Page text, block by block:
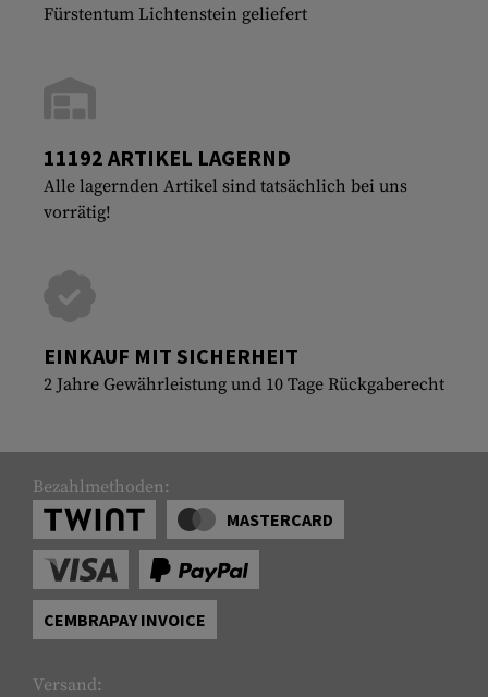
Fürstentum Lichtenstein geliefert
11192 ARTIKEL LAGERND
Alle lagernden Artikel sind tatsächlich bei uns
vorrätig!
EINKAUF MIT SICHERHEIT
2 Jahre Gewährleistung und 10 Tage Rückgaberecht
Bezahlmethoden:
MASTERCARD
CEMBRAPAY INVOICE
Versand: